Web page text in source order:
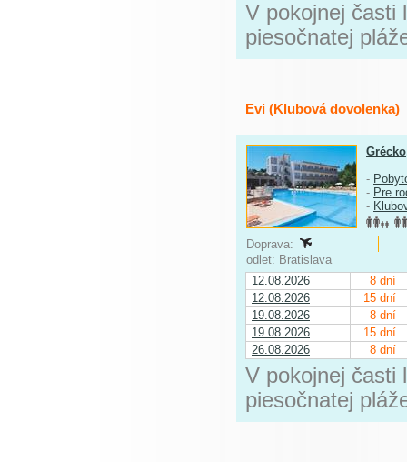
V pokojnej časti
piesočnatej
Evi (Klubová dovolenka)
Grécko
-
- Pre
-
Doprava:
odlet: Bratislava
12.08.2026
8 dní
12.08.2026
15 dní
19.08.2026
8 dní
19.08.2026
15 dní
26.08.2026
8 dní
V pokojnej časti
piesočnatej